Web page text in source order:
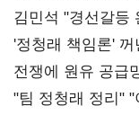
김민석 "경선갈등
사과부터"
'정청래 책임론'
때리기
전쟁에 원유 공급
핵심으로 재부상
"팀 정청래 정리"